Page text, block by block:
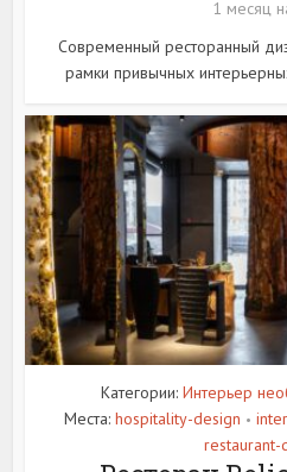
1 месяц
Современный ресторанный
рамки привычных
Категории: Интерьер
Места: hospitality-design •
restaurant-